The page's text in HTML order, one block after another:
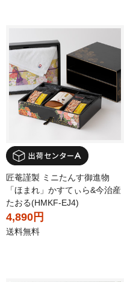
匠菴謹製 ミニたんす御進物
「ほまれ」かすてぃら&今治産
たおる(HMKF-EJ4)
4,890円
送料無料